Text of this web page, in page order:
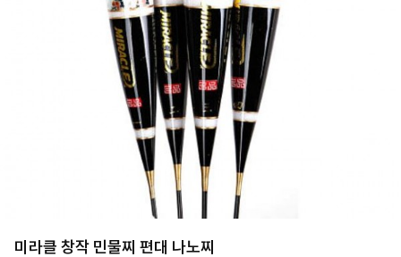
미라클 창작 민물찌 편대 나노찌